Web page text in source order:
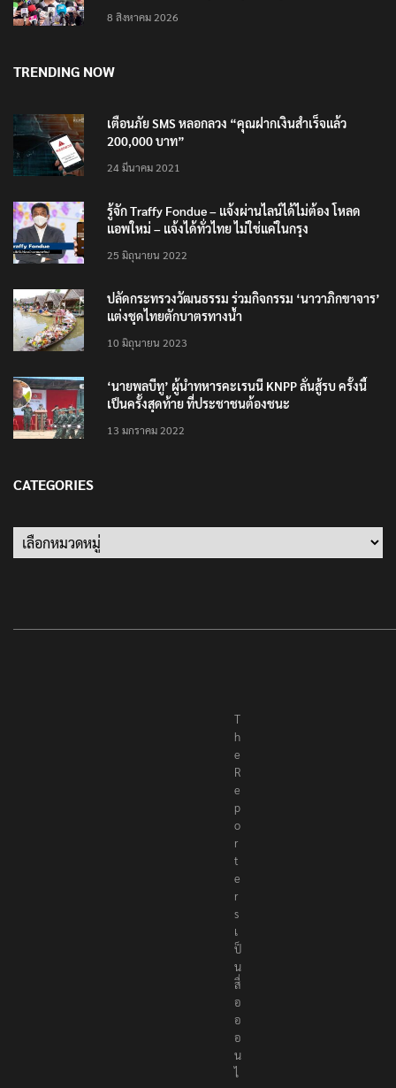
8 สิงหาคม 2026
TRENDING NOW
เตือนภัย SMS หลอกลวง “คุณฝากเงินสำเร็จแล้ว
200,000 บาท”
24 มีนาคม 2021
รู้จัก Traffy Fondue – แจ้งผ่านไลน์ได้ไม่ต้อง โหลด
แอพใหม่ – แจ้งได้ทั่วไทย ไม่ใช่แค่ในกรุง
25 มิถุนายน 2022
ปลัดกระทรวงวัฒนธรรม ร่วมกิจกรรม ‘นาวาภิกขาจาร’
แต่งชุดไทยตักบาตรทางน้ำ
10 มิถุนายน 2023
‘นายพลบีทู’ ผู้นำทหารคะเรนนี KNPP ลั่นสู้รบ ครั้งนี้
เป็นครั้งสุดท้าย ที่ประชาชนต้องชนะ
13 มกราคม 2022
CATEGORIES
Categories
T
h
e
R
e
p
o
r
t
e
r
s
เ
ป็
น
สื่
อ
อ
อ
น
ไ